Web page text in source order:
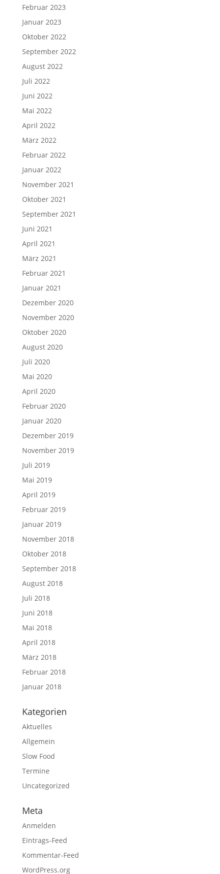
Februar 2023
Januar 2023
Oktober 2022
September 2022
August 2022
Juli 2022
Juni 2022
Mai 2022
April 2022
März 2022
Februar 2022
Januar 2022
November 2021
Oktober 2021
September 2021
Juni 2021
April 2021
März 2021
Februar 2021
Januar 2021
Dezember 2020
November 2020
Oktober 2020
August 2020
Juli 2020
Mai 2020
April 2020
Februar 2020
Januar 2020
Dezember 2019
November 2019
Juli 2019
Mai 2019
April 2019
Februar 2019
Januar 2019
November 2018
Oktober 2018
September 2018
August 2018
Juli 2018
Juni 2018
Mai 2018
April 2018
März 2018
Februar 2018
Januar 2018
Kategorien
Aktuelles
Allgemein
Slow Food
Termine
Uncategorized
Meta
Anmelden
Eintrags-Feed
Kommentar-Feed
WordPress.org